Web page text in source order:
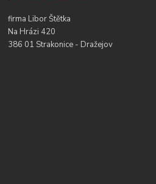
firma Libor Štětka
Na Hrázi 420
386 01 Strakonice - Dražejov